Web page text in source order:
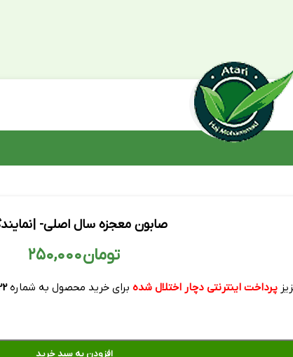
صابون معجزه سال اصلی-
تومان
پرداخت اینترنتی دچار اختلال شده برای خرید محصول به شماره
افزودن به سبد خرید